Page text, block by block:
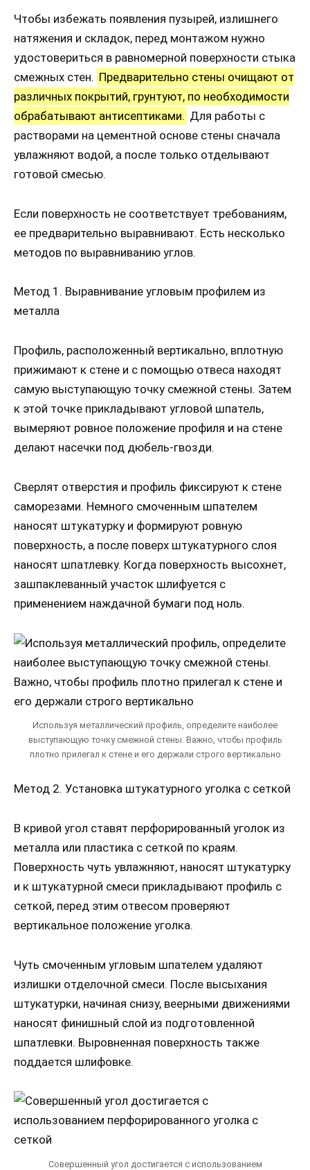
Чтобы избежать появления пузырей, излишнего
натяжения и складок, перед монтажом нужно
удостовериться в равномерной поверхности стыка
смежных стен. Предварительно стены очищают от
различных покрытий, грунтуют, по необходимости
обрабатывают антисептиками. Для работы с
растворами на цементной основе стены сначала
увлажняют водой, а после только отделывают
готовой смесью.
Если поверхность не соответствует требованиям,
ее предварительно выравнивают. Есть несколько
методов по выравниванию углов.
Метод 1. Выравнивание угловым профилем из
металла
Профиль, расположенный вертикально, вплотную
прижимают к стене и с помощью отвеса находят
самую выступающую точку смежной стены. Затем
к этой точке прикладывают угловой шпатель,
вымеряют ровное положение профиля и на стене
делают насечки под дюбель-гвозди.
Сверлят отверстия и профиль фиксируют к стене
саморезами. Немного смоченным шпателем
наносят штукатурку и формируют ровную
поверхность, а после поверх штукатурного слоя
наносят шпатлевку. Когда поверхность высохнет,
зашпаклеванный участок шлифуется с
применением наждачной бумаги под ноль.
Используя металлический профиль, определите наиболее
выступающую точку смежной стены. Важно, чтобы профиль
плотно прилегал к стене и его держали строго вертикально
Метод 2. Установка штукатурного уголка с сеткой
В кривой угол ставят перфорированный уголок из
металла или пластика с сеткой по краям.
Поверхность чуть увлажняют, наносят штукатурку
и к штукатурной смеси прикладывают профиль с
сеткой, перед этим отвесом проверяют
вертикальное положение уголка.
Чуть смоченным угловым шпателем удаляют
излишки отделочной смеси. После высыхания
штукатурки, начиная снизу, веерными движениями
наносят финишный слой из подготовленной
шпатлевки. Выровненная поверхность также
поддается шлифовке.
Совершенный угол достигается с использованием